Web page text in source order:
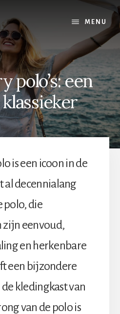
MENU
polo’s: een
is een icoon in de
al decennialang
polo, die
zijn eenvoud,
en herkenbare
een bijzondere
kledingkast van
van de polo is